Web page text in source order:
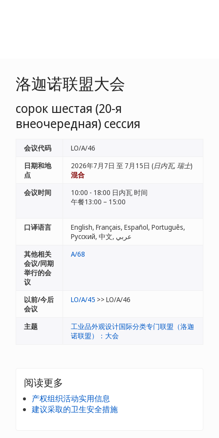
洛迦诺联盟大会
сорок шестая (20-я
внеочередная) сессия
会议代码
LO/A/46
日期和地
点
2026年7月7日 至 7月15日 (日内瓦, 瑞士)
混合
会议时间
10:00 - 18:00 日内瓦 时间
午餐13:00 – 15:00
口译语言
English, Français, Español, Português,
Русский, 中文, عربي
其他相关
会议/同期
举行的会
议
A/68
以前/今后
会议
LO/A/45 >> LO/A/46
主题
工业品外观设计国际分类专门联盟（洛迦
诺联盟）：大会
阅读更多
产权组织活动实用信息
建议采取的卫生安全措施